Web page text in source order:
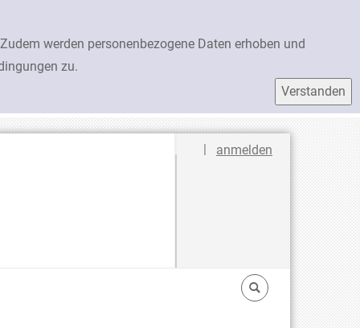
werden personenbezogene Daten erhoben und
zu.
Sprache auswählen
| anmelden